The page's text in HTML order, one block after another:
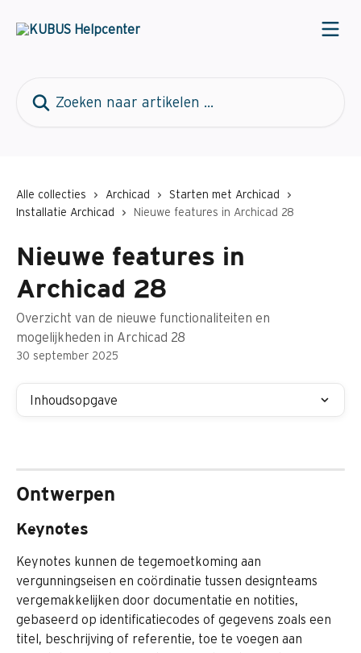
Alle collecties Archicad
Starten met Archicad
Installatie Archicad
Nieuwe features in Archicad 28
Nieuwe features in
Archicad 28
Overzicht van de nieuwe functionaliteiten en
mogelijkheden in Archicad 28
30 september 2025
Inhoudsopgave
Ontwerpen
Keynotes
Keynotes kunnen de tegemoetkoming aan
vergunningseisen en coördinatie tussen designteams
vergemakkelijken door documentatie en notities,
gebaseerd op identificatiecodes of gegevens zoals een
titel, beschrijving of referentie, toe te voegen aan